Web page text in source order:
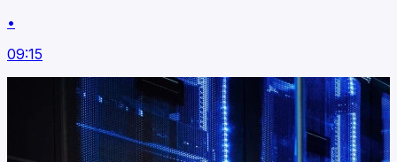
•
09:15